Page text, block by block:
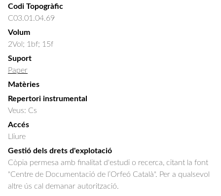
Codi Topogràfic
C03.01.04.69
Volum
2Vol; 1bf; 15f
Suport
Paper
Matèries
Repertori instrumental
Veus: Cs
Accés
Lliure
Gestió dels drets d'explotació
Còpia permesa amb finalitat d'estudi o recerca, citant la font
"Centre de Documentació de l’Orfeó Català". Per a qualsevol
altre ús cal demanar autorització.